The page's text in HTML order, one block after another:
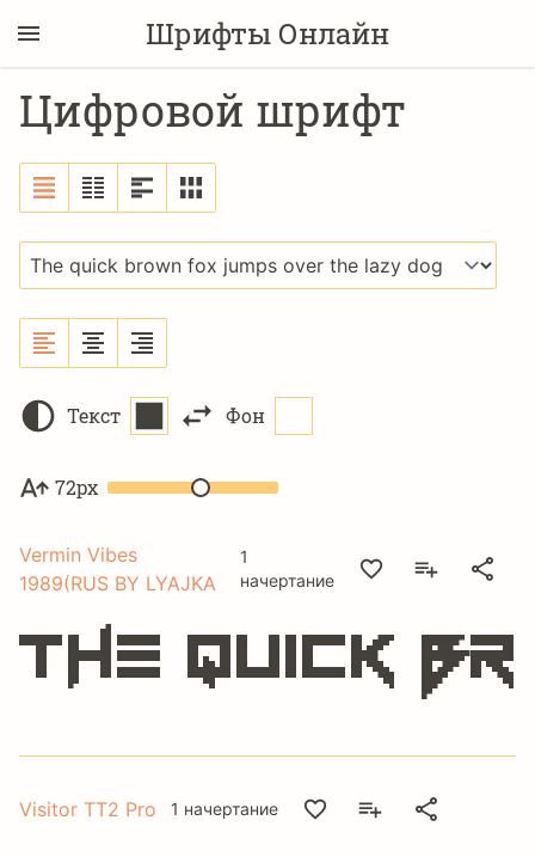
Шрифты Онлайн
Цифровой шрифт
Текст Фон
72px
Vermin Vibes
1989(RUS BY LYAJKA
1
начертание
The quick
Visitor TT2 Pro 1 начертание